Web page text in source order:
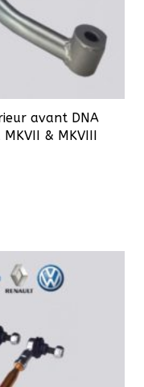
avant DNA
& MKVIII